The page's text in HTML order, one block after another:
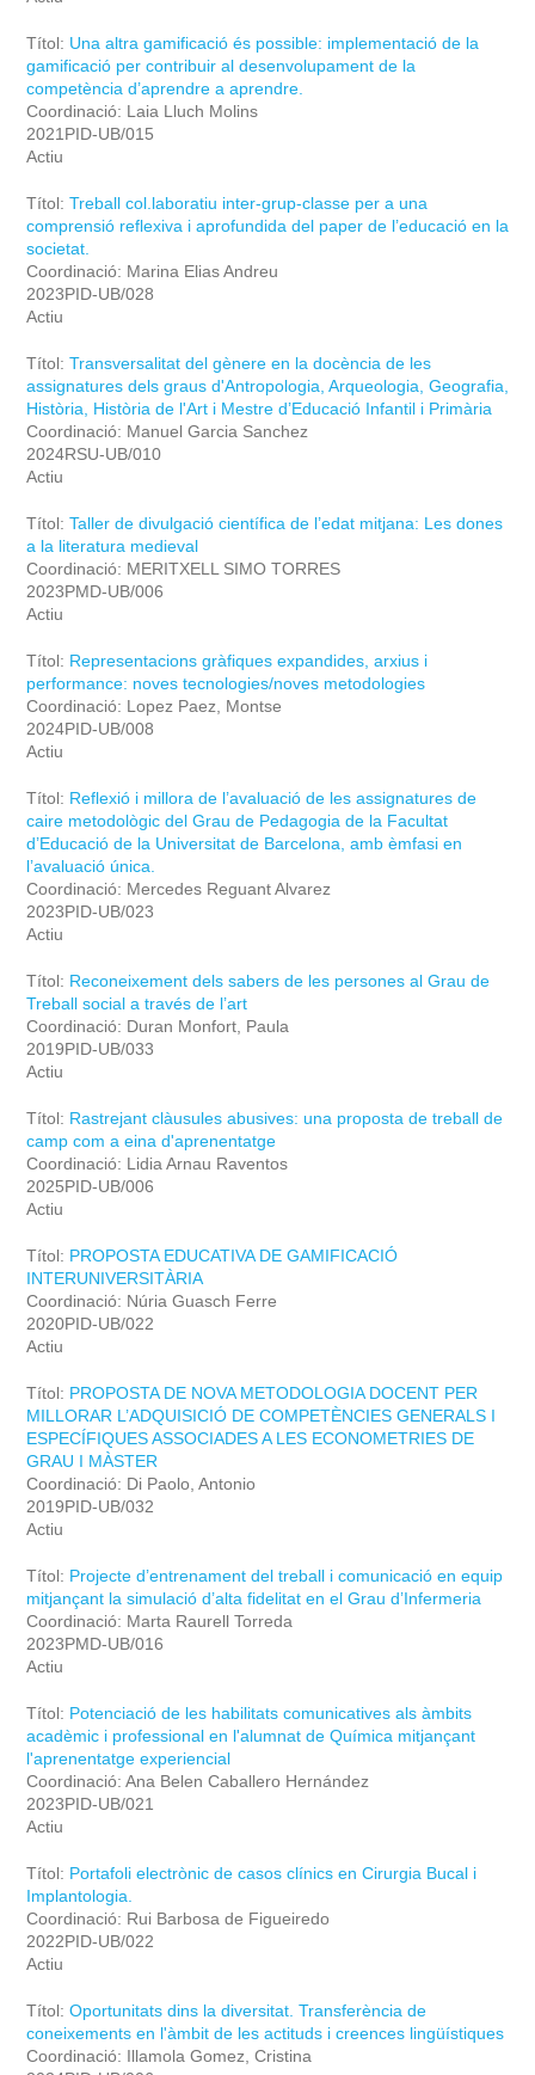
Títol: Una altra gamificació és possible: implementació de la
gamificació per contribuir al desenvolupament de la
competència d’aprendre a aprendre.
Coordinació: Laia Lluch Molins
2021PID-UB/015
Actiu
Títol: Treball col.laboratiu inter-grup-classe per a una
comprensió reflexiva i aprofundida del paper de l’educació en la
societat.
Coordinació: Marina Elias Andreu
2023PID-UB/028
Actiu
Títol: Transversalitat del gènere en la docència de les
assignatures dels graus d'Antropologia, Arqueologia, Geografia,
Història, Història de l'Art i Mestre d’Educació Infantil i Primària
Coordinació: Manuel Garcia Sanchez
2024RSU-UB/010
Actiu
Títol: Taller de divulgació científica de l’edat mitjana: Les dones
a la literatura medieval
Coordinació: MERITXELL SIMO TORRES
2023PMD-UB/006
Actiu
Títol: Representacions gràfiques expandides, arxius i
performance: noves tecnologies/noves metodologies
Coordinació: Lopez Paez, Montse
2024PID-UB/008
Actiu
Títol: Reflexió i millora de l’avaluació de les assignatures de
caire metodològic del Grau de Pedagogia de la Facultat
d’Educació de la Universitat de Barcelona, amb èmfasi en
l’avaluació única.
Coordinació: Mercedes Reguant Alvarez
2023PID-UB/023
Actiu
Títol: Reconeixement dels sabers de les persones al Grau de
Treball social a través de l’art
Coordinació: Duran Monfort, Paula
2019PID-UB/033
Actiu
Títol: Rastrejant clàusules abusives: una proposta de treball de
camp com a eina d'aprenentatge
Coordinació: Lidia Arnau Raventos
2025PID-UB/006
Actiu
Títol: PROPOSTA EDUCATIVA DE GAMIFICACIÓ
INTERUNIVERSITÀRIA
Coordinació: Núria Guasch Ferre
2020PID-UB/022
Actiu
Títol: PROPOSTA DE NOVA METODOLOGIA DOCENT PER
MILLORAR L’ADQUISICIÓ DE COMPETÈNCIES GENERALS I
ESPECÍFIQUES ASSOCIADES A LES ECONOMETRIES DE
GRAU I MÀSTER
Coordinació: Di Paolo, Antonio
2019PID-UB/032
Actiu
Títol: Projecte d’entrenament del treball i comunicació en equip
mitjançant la simulació d’alta fidelitat en el Grau d’Infermeria
Coordinació: Marta Raurell Torreda
2023PMD-UB/016
Actiu
Títol: Potenciació de les habilitats comunicatives als àmbits
acadèmic i professional en l'alumnat de Química mitjançant
l'aprenentatge experiencial
Coordinació: Ana Belen Caballero Hernández
2023PID-UB/021
Actiu
Títol: Portafoli electrònic de casos clínics en Cirurgia Bucal i
Implantologia.
Coordinació: Rui Barbosa de Figueiredo
2022PID-UB/022
Actiu
Títol: Oportunitats dins la diversitat. Transferència de
coneixements en l'àmbit de les actituds i creences lingüístiques
Coordinació: Illamola Gomez, Cristina